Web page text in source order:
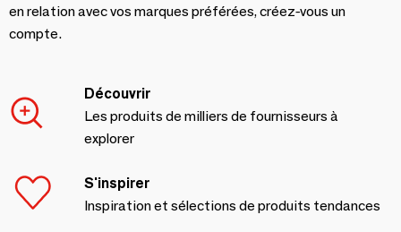
en relation avec vos marques préférées, créez-vous un
compte.
Découvrir
Les produits de milliers de fournisseurs à
explorer
S'inspirer
Inspiration et sélections de produits tendances